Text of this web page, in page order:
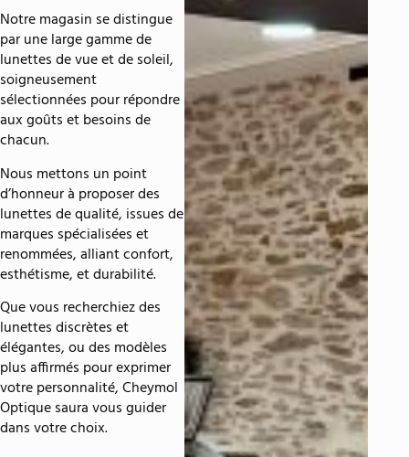
Notre magasin se distingue
par une large gamme de
lunettes de vue et de soleil,
soigneusement
sélectionnées pour répondre
aux goûts et besoins de
chacun.
Nous mettons un point
d’honneur à proposer des
lunettes de qualité, issues de
marques spécialisées et
renommées, alliant confort,
esthétisme, et durabilité.
Que vous recherchiez des
lunettes discrètes et
élégantes, ou des modèles
plus affirmés pour exprimer
votre personnalité, Cheymol
Optique saura vous guider
dans votre choix.